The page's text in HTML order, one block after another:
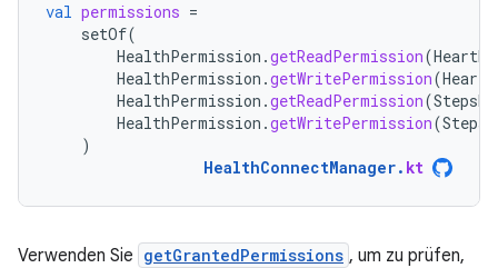
val permissions =
setOf(
HealthPermission .getReadPermission(
HealthPermission .getWritePermission(
HealthPermission .getReadPermission(
HealthPermission .getWritePermission(
)
HealthConnectManager. kt
Verwenden Sie getGrantedPermissions , um zu prüfen,